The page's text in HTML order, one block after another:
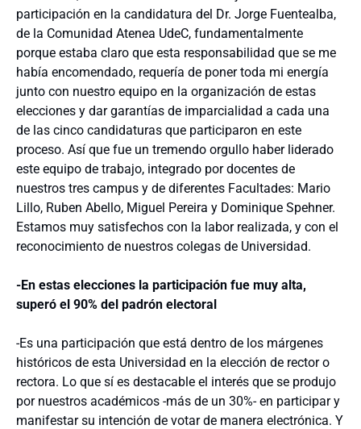
participación en la candidatura del Dr. Jorge Fuentealba,
de la Comunidad Atenea UdeC, fundamentalmente
porque estaba claro que esta responsabilidad que se me
había encomendado, requería de poner toda mi energía
junto con nuestro equipo en la organización de estas
elecciones y dar garantías de imparcialidad a cada una
de las cinco candidaturas que participaron en este
proceso. Así que fue un tremendo orgullo haber liderado
este equipo de trabajo, integrado por docentes de
nuestros tres campus y de diferentes Facultades: Mario
Lillo, Ruben Abello, Miguel Pereira y Dominique Spehner.
Estamos muy satisfechos con la labor realizada, y con el
reconocimiento de nuestros colegas de Universidad.
-En estas elecciones la participación fue muy alta,
superó el 90% del padrón electoral
-Es una participación que está dentro de los márgenes
históricos de esta Universidad en la elección de rector o
rectora. Lo que sí es destacable el interés que se produjo
por nuestros académicos -más de un 30%- en participar y
manifestar su intención de votar de manera electrónica. Y